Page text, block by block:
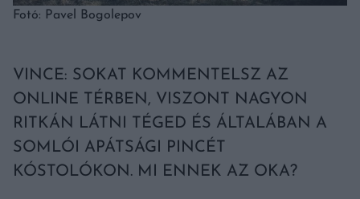
Fotó: Pavel Bogolepov
VINCE: SOKAT KOMMENTELSZ AZ
ONLINE TÉRBEN, VISZONT NAGYON
RITKÁN LÁTNI TÉGED ÉS ÁLTALÁBAN A
SOMLÓI APÁTSÁGI PINCÉT
KÓSTOLÓKON. MI ENNEK AZ OKA?